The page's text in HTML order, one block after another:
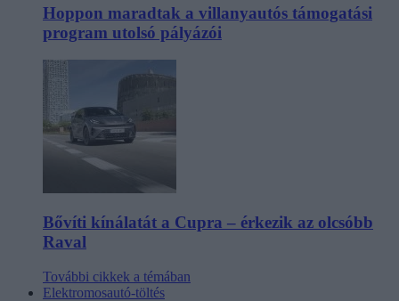
Hoppon maradtak a villanyautós támogatási
program utolsó pályázói
Bővíti kínálatát a Cupra – érkezik az olcsóbb
Raval
További cikkek a témában
Elektromosautó-töltés